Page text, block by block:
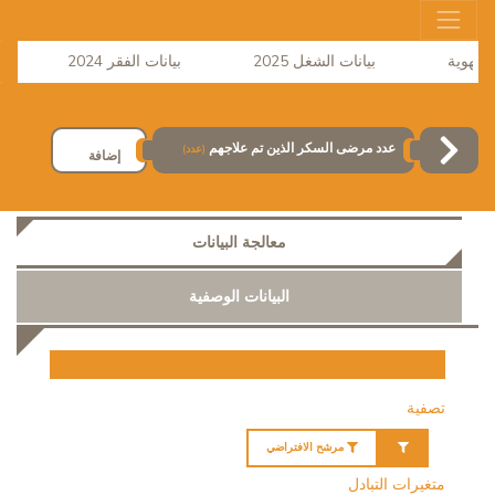
بيانات الشغل 2025 بيانات الفقر 2024
عدد مرضى السكر الذين تم علاجهم (عدد) إضافة
معالجة البيانات
البيانات الوصفية
تصفية
مرشح الافتراضي
متغيرات التبادل